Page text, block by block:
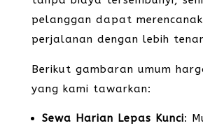
pelanggan dapat
perjalanan dengan lebih
Berikut gambaran umum
yang kami tawarkan:
Sewa Harian Lepas Kunci: